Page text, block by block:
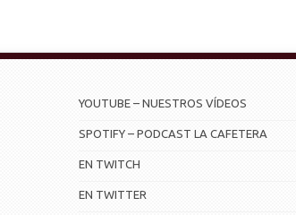
YOUTUBE – NUESTROS VÍDEOS
SPOTIFY – PODCAST LA CAFETERA
EN TWITCH
EN TWITTER